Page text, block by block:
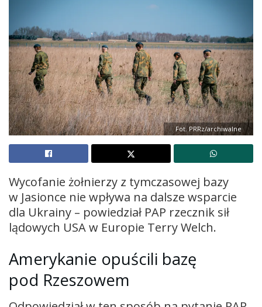
Fot. PRRz/archiwalne
Wycofanie żołnierzy z tymczasowej bazy
w Jasionce nie wpływa na dalsze wsparcie
dla Ukrainy – powiedział PAP rzecznik sił
lądowych USA w Europie Terry Welch.
Amerykanie opuścili bazę
pod Rzeszowem